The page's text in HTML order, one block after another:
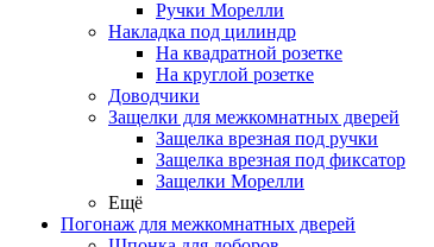
Ручки Морелли
Накладка под цилиндр
На квадратной розетке
На круглой розетке
Доводчики
Защелки для межкомнатных дверей
Защелка врезная под ручки
Защелка врезная под фиксатор
Защелки Морелли
Ещё
Погонаж для межкомнатных дверей